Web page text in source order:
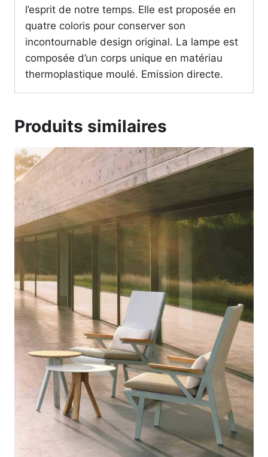
l’esprit de notre temps. Elle est proposée en
quatre coloris pour conserver son
incontournable design original. La lampe est
composée d’un corps unique en matériau
thermoplastique moulé. Emission directe.
Produits similaires